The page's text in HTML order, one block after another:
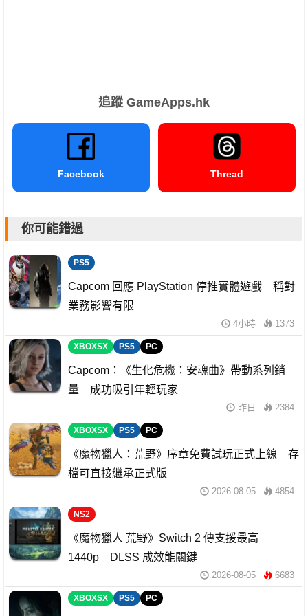
追蹤 GameApps.hk
Facebook Thread
你可能錯過
PS5
Capcom 回應 PlayStation 停推實體遊戲 稱對
業務影響有限
4小時 1373
XBOXSX PS5 PC
Capcom：《生化危機：安魂曲》帶動系列銷
量 成功吸引年輕玩家
昨日 2384
XBOXSX PS5 PC
《魔物獵人：荒野》序章免費試玩正式上線 存
檔可直接繼承正式版
2026-08-05 4854
NS2
《魔物獵人 荒野》Switch 2 傳支援最高
1440p DLSS 成效能關鍵
2026-08-05 6683
XBOXSX PS5 PC